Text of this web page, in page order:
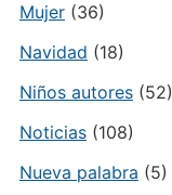
Mujer(36)
Navidad (18)
Niños autores(52)
Noticias(108)
Nueva palabra (5)